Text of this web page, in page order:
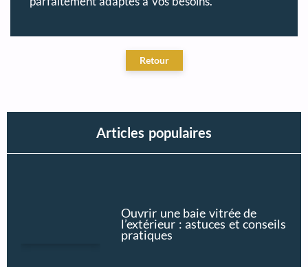
Articles populaires
Ouvrir une baie vitrée de
l’extérieur : astuces et conseils
pratiques